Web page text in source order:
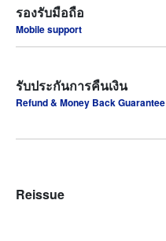
รองรับมือถือ
Mobile support
รับประกันการคืนเงิน
Refund & Money Back Guarantee
Reissue